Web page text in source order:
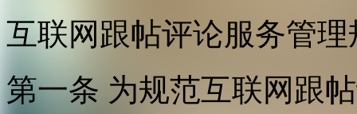
互联网跟帖评论服务管理
第一条 为规范互联网跟